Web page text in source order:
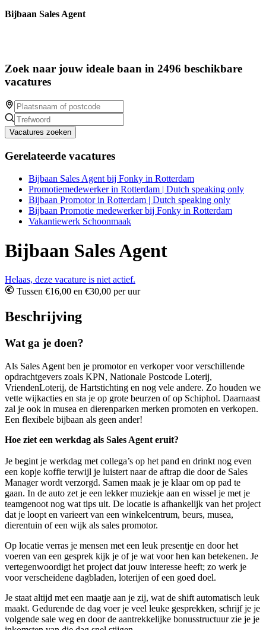
Bijbaan Sales Agent
Zoek naar jouw ideale baan in 2496 beschikbare
vacatures
Vacatures zoeken
Gerelateerde vacatures
Bijbaan Sales Agent bij Fonky in Rotterdam
Promotiemedewerker in Rotterdam | Dutch speaking only
Bijbaan Promotor in Rotterdam | Dutch speaking only
Bijbaan Promotie medewerker bij Fonky in Rotterdam
Vakantiewerk Schoonmaak
Bijbaan Sales Agent
Helaas, deze vacature is niet actief.
Tussen €16,00 en €30,00 per uur
Beschrijving
Wat ga je doen?
Als Sales Agent ben je promotor en verkoper voor verschillende
opdrachtgevers zoals KPN, Nationale Postcode Loterij,
VriendenLoterij, de Hartstichting en nog vele andere. Zo houden we
vette wijkacties en sta je op grote beurzen of op Schiphol. Daarnaast
zal je ook in musea en dierenparken merken promoten en verkopen.
Een flexibele bijbaan als geen ander!
Hoe ziet een werkdag als Sales Agent eruit?
Je begint je werkdag met collega’s op het pand en drinkt nog even
een kopje koffie terwijl je luistert naar de aftrap die door de Sales
Manager wordt verzorgd. Samen maak je je klaar om op pad te
gaan. In de auto zet je een lekker muziekje aan en wissel je met je
teamgenoot nog wat tips uit. De locatie is afhankelijk van het project
dat je loopt en varieert van een winkelcentrum, beurs, musea,
dierentuin of een wijk als sales promotor.
Op locatie verras je mensen met een leuk presentje en door het
voeren van een gesprek kijk je of je wat voor hen kan betekenen. Je
vertegenwoordigt het project dat jouw interesse heeft; zo werk je
voor verscheidene dagbladen, loterijen of een goed doel.
Je staat altijd met een maatje aan je zij, wat de shift automatisch leuk
maakt. Gedurende de dag voer je veel leuke gesprekken, schrijf je je
volgende sale weg en door de aantrekkelijke bonusstructuur zie je je